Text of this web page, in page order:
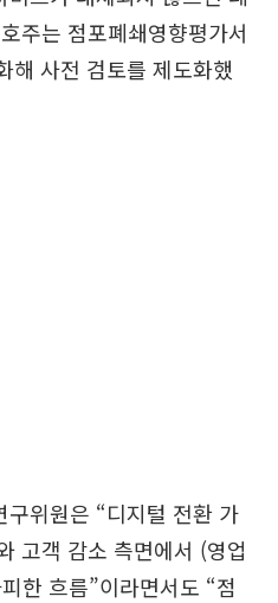
주는 점포폐쇄영향평가서
해 사전 검토를 제도화했
위원은 “디지털 전환 가
고객 감소 측면에서 (영업
한 흐름”이라면서도 “점